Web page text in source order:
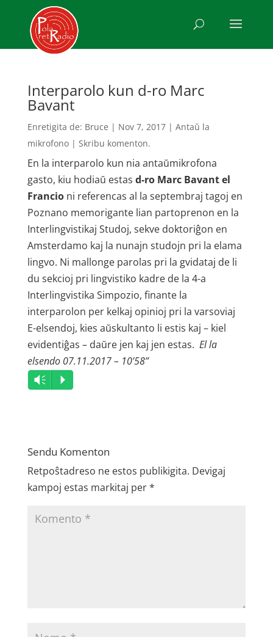
Interparolo kun d-ro Marc
Bavant
Enretigita de: Bruce | Nov 7, 2017| Antaŭ la
mikrofono| Skribu komenton.
En la interparolo kun nia antaŭmikrofona
gasto, kiu hodiaŭ estas d-ro Marc Bavant el
Francioni referencas al la septembraj tagoj en
Poznano memorigante lian partoprenon en la
Interlingvistikaj Studoj, sekve doktoriĝon en
Amsterdamo kaj la nunajn studojn pri la elama
lingvo. Ni mallonge parolas pri la gvidataj de li
du sekcioj pri lingvistiko kadre de la 4-a
Interlingvistika Simpozio, finante la
interparolon per kelkaj opinioj pri la varsoviaj
E-elsendoj, kies aŭskultanto li estis kaj – kiel
evidentiĝas – daŭre jen kaj jen estas. El la
elsendo 07.11.2017 – 10’58”
Audio
Player
Vm P
Sendu Komenton
Retpoŝtadreso ne estos publikigita. Devigaj
kampoj estas markitaj per*